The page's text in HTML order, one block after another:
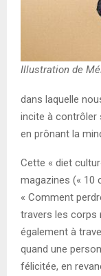
Illustration de
dans laquelle
incite à contrôler
en prônant la
Cette « diet
magazines (« 10
« Comment
travers les corps
également à
quand une
félicitée, en